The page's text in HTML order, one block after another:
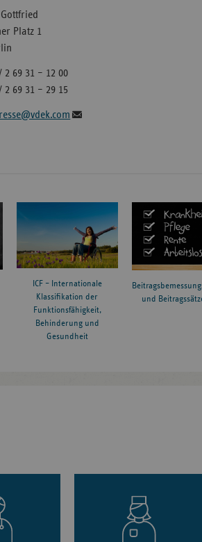
Platz 1
2 69 31 – 12 00
2 69 31 – 29 15
ICF – Internationale
Klassifikation der
Funktionsfähigkeit,
Behinderung und
Gesundheit
und